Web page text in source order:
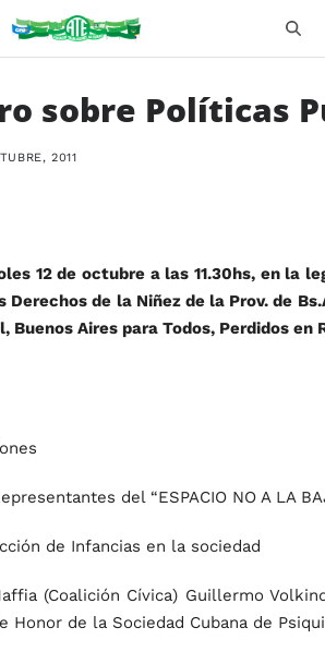
sobre Políticas
2011
12 de octubre a las 11.30hs, en la
Derechos de la Niñez de la Prov. de
Buenos Aires para Todos, Perdidos
del “ESPACIO NO A LA
de Infancias en la sociedad
(Coalición Cívica) Guillermo
Honor de la Sociedad Cubana de